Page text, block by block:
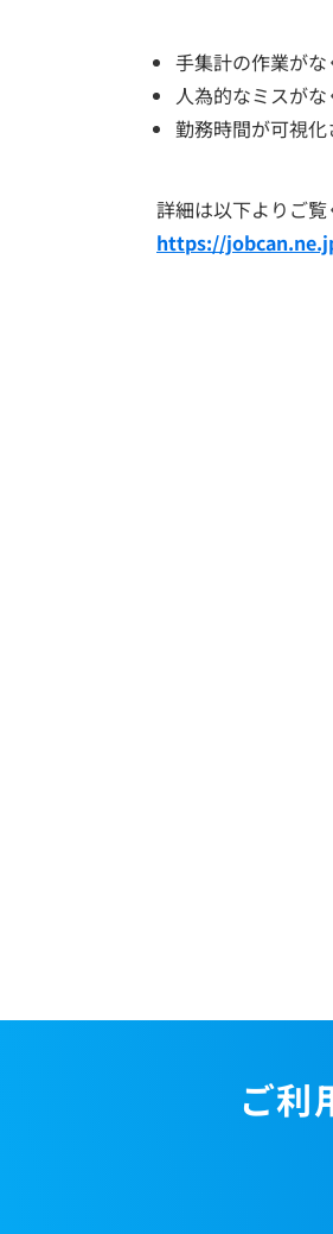
手集計の作業が
人為的なミスが
勤務時間が可視
詳細は以下よりご覧
https://
ご利